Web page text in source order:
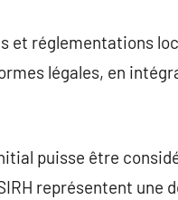
et réglementations
légales, en
puisse être
représentent